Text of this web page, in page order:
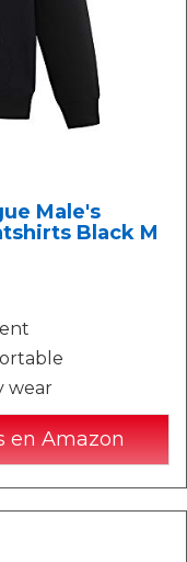
Male's
Black M
wear
en Amazon